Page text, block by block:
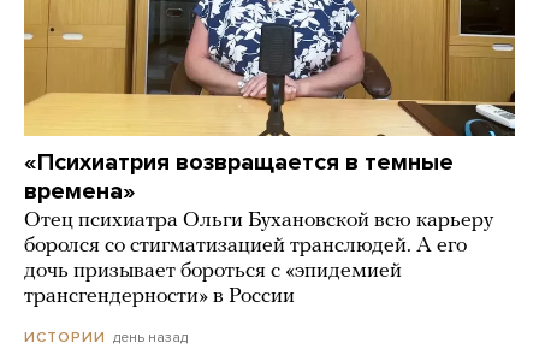
«Психиатрия возвращается в темные
времена»
Отец психиатра Ольги Бухановской всю карьеру
боролся со стигматизацией транслюдей. А его
дочь призывает бороться с «эпидемией
трансгендерности» в России
ИСТОРИИ день назад